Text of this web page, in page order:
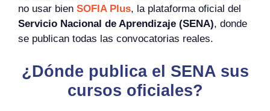
no usar bien SOFIA Plus, la plataforma oficial del
Servicio Nacional de Aprendizaje (SENA), donde
se publican todas las convocatorias reales.
¿Dónde publica el SENA sus
cursos oficiales?